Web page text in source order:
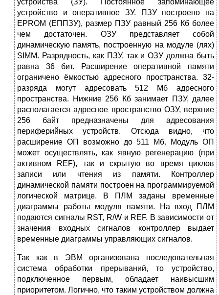
устройства (ЗУ). Постоянное запоминающее
устройство и оперативное ЗУ. ПЗУ построено на
EPROM (ЕППЗУ), размер ПЗУ равный 256 Кб более
чем достаточен. ОЗУ представляет собой
динамическую память, построенную на модуле (лях)
SIMM. Разрядность, как ПЗУ, так и ОЗУ должна быть
равна 36 бит. Расширение оперативной памяти
ограничено ёмкостью адресного пространства. 32-
разряда могут адресовать 512 Мб адресного
пространства. Нижние 256 Кб занимает ПЗУ, далее
располагается адресное пространство ОЗУ, верхние
256 байт предназначены для адресования
периферийных устройств. Отсюда видно, что
расширение ОП возможно до 511 Мб. Модуль ОП
может осуществлять, как явную регенерацию (при
активном REF), так и скрытую во время циклов
записи или чтения из памяти. Контроллер
динамической памяти построен на программируемой
логической матрице. В ПЛМ заданы временные
диаграммы работы модуля памяти. На вход ПЛМ
подаются сигналы RST, R/W и REF. В зависимости от
значения входных сигналов контроллер выдает
временные диаграммы управляющих сигналов.
Так как в ЭВМ организована последовательная
система обработки прерываний, то устройство,
подключенное первым, обладает наивысшим
приоритетом. Логично, что таким устройством должна